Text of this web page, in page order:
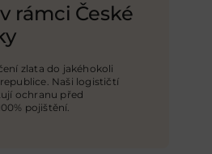
rámci České
zlata do jakéhokoli
Naši logističtí
ochranu před
pojištění